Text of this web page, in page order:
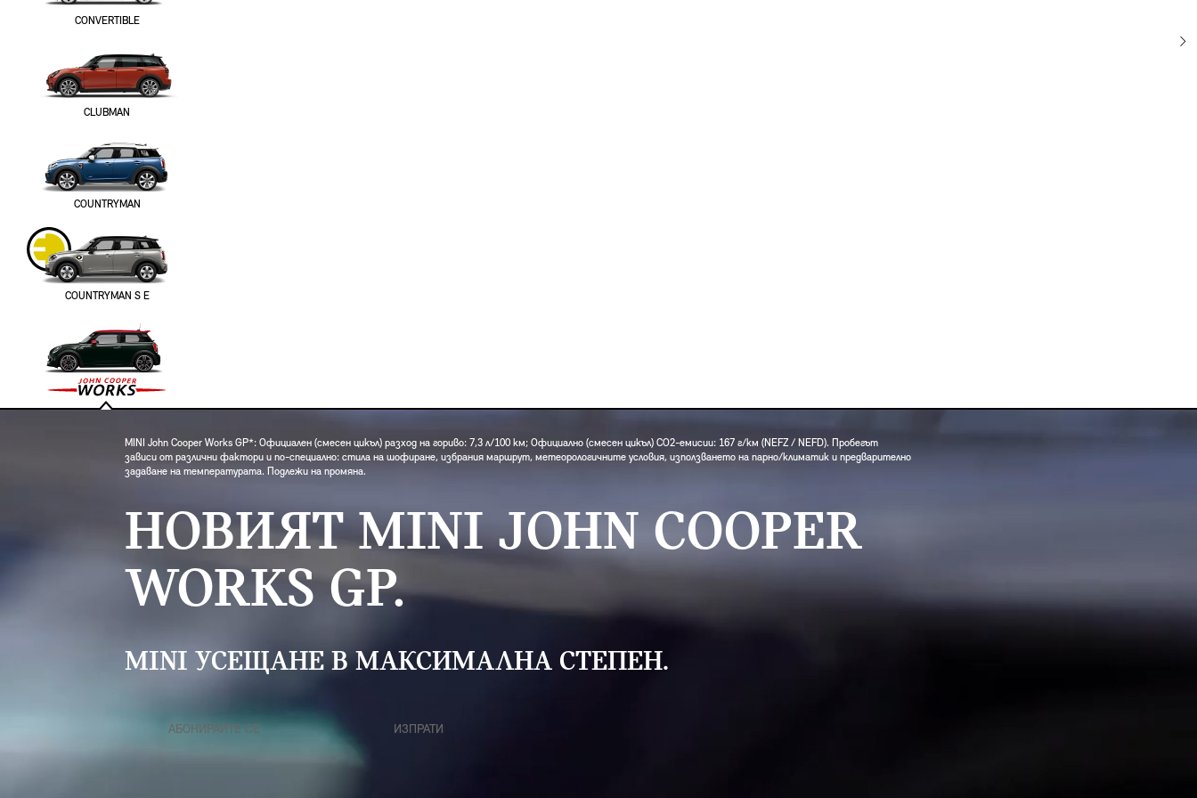
CONVERTIBLE
CLUBMAN
COUNTRYMAN
COUNTRYMAN S E
MINI John Cooper Works GP*: Официален (смесен цикъл) разход на гориво: 7,3 л/100 км; Официално (смесен цикъл) CO2-емисии: 167 г/км (NEFZ / NEFD). Пробегът
зависи от различни фактори и по-специално: стила на шофиране, избрания маршрут, метеорологичните условия, използването на парно/климатик и предварително
задаване на температурата. Подлежи на промяна.
НОВИЯТ MINI JOHN COOPER
WORKS GP.
MINI УСЕЩАНЕ В МАКСИМАЛНА СТЕПЕН.
АБОНИРАЙТЕ СЕ ИЗПРАТИ